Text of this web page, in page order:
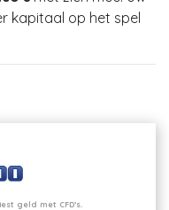
kapitaal op het spel
geld met CFD’s.